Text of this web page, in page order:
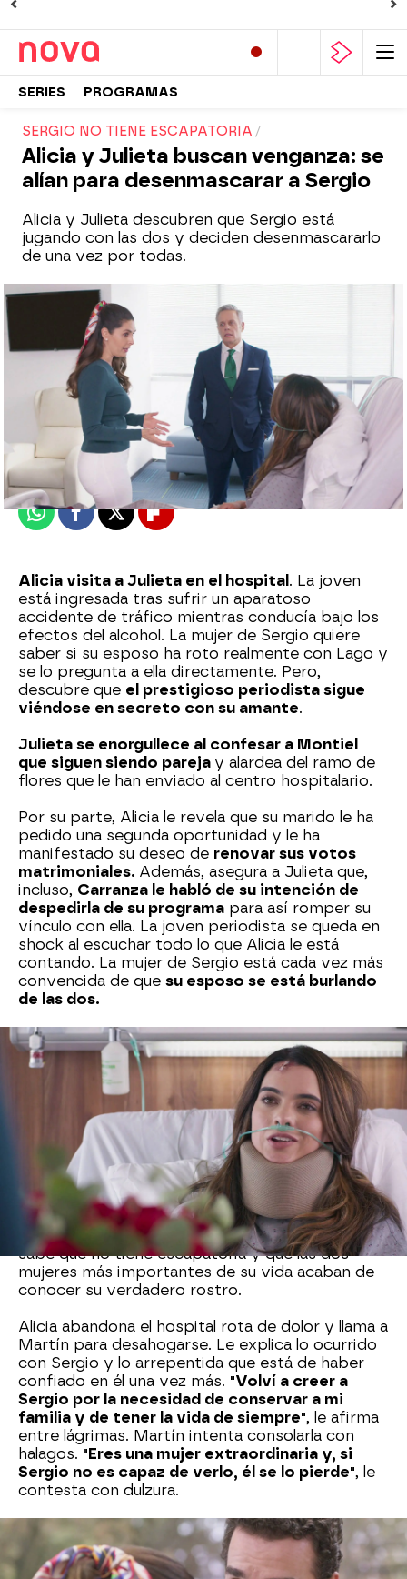
SERIES PROGRAMAS
SERGIO NO TIENE ESCAPATORIA
Alicia y Julieta buscan venganza: se
alían para desenmascarar a Sergio
Alicia y Julieta descubren que Sergio está
jugando con las dos y deciden desenmascararlo
de una vez por todas.
Publicado: 13 de agosto de 2024, 21:34
WhatsappFacebook
X Flipboard
Alicia visita a Julieta en el hospital . La joven
está ingresada tras sufrir un aparatoso
accidente de tráfico mientras conducía bajo los
efectos del alcohol. La mujer de Sergio quiere
saber si su esposo ha roto realmente con Lago y
se lo pregunta a ella directamente. Pero,
descubre que el prestigioso periodista sigue
viéndose en secreto con su amante.
Julieta se enorgullece al confesar a Montiel
que siguen siendo pareja y alardea del ramo de
flores que le han enviado al centro hospitalario.
Por su parte, Alicia le revela que su marido le ha
pedido una segunda oportunidad y le ha
manifestado su deseo de renovar sus votos
matrimoniales. Además, asegura a Julieta que,
incluso, Carranza le habló de su intención de
despedirla de su programa para así romper su
vínculo con ella. La joven periodista se queda en
shock al escuchar todo lo que Alicia le está
contando. La mujer de Sergio está cada vez más
convencida de que su esposo se está burlando
de las dos.
Julieta y la hija de doña Evaidean un plan para
desenmascarar a Sergio
de una vez por todas.
Lago telefonea al periodista asegurándole que su
estado de salud se ha agravado y, cuando llega a
la habitación de la joven, le está esperando
también Alicia.
Carranza se queda de piedra al ver allí a su mujer,
que no duda en increparle."Me juraste tu
arrepentimiento. Eres un miserable", le afirma
muy enojada. Sergio no puede articular palabra,
sabe que no tiene escapatoria y que las dos
mujeres más importantes de su vida acaban de
conocer su verdadero rostro.
Alicia abandona el hospital rota de dolor y llama a
Martín para desahogarse. Le explica lo ocurrido
con Sergio y lo arrepentida que está de haber
confiado en él una vez más. "Volví a creer a
Sergio por la necesidad de conservar a mi
familia y de tener la vida de siempre", le afirma
entre lágrimas. Martín intenta consolarla con
halagos. "Eres una mujer extraordinaria y, si
Sergio no es capaz de verlo, él se lo pierde", le
contesta con dulzura.
Nova » Series » Si nos dejan » Mejores momentos